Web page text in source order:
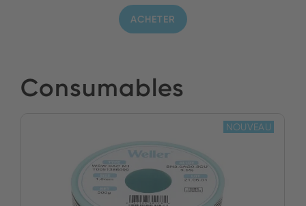
ACHETER
Consumables
NOUVEAU